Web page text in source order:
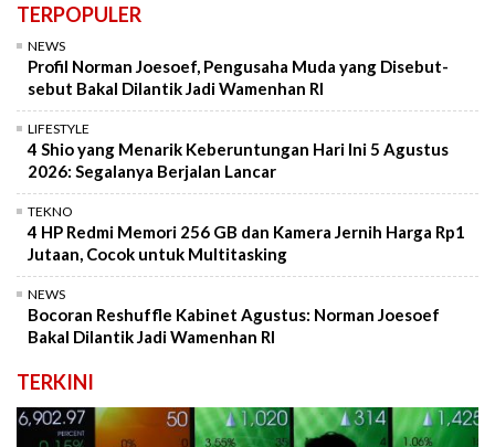
TERPOPULER
NEWS
Profil Norman Joesoef, Pengusaha Muda yang Disebut-
sebut Bakal Dilantik Jadi Wamenhan RI
LIFESTYLE
4 Shio yang Menarik Keberuntungan Hari Ini 5 Agustus
2026: Segalanya Berjalan Lancar
TEKNO
4 HP Redmi Memori 256 GB dan Kamera Jernih Harga Rp1
Jutaan, Cocok untuk Multitasking
NEWS
Bocoran Reshuffle Kabinet Agustus: Norman Joesoef
Bakal Dilantik Jadi Wamenhan RI
TERKINI